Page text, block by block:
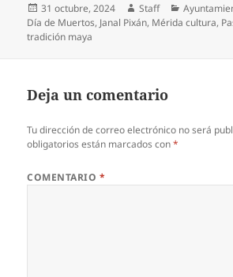
Publicado
el
31 octubre, 2024 Autor
Staff Categorías
Día de Muertos, Janal Pixán, Mérida cultura,
tradición maya
Deja un comentario
Tu dirección de correo electrónico no será
obligatorios están marcados con*
COMENTARIO *